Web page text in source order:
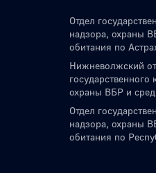
Отдел
надзора, охраны
обитания по
Нижневолжский
государственного
охраны ВБР и
Отдел
надзора, охраны
обитания по